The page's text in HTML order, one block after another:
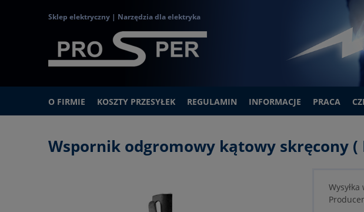
Sklep elektryczny | Narzędzia dla elektryka
O FIRMIE KOSZTY PRZESYŁEK REGULAMIN INFORMACJE PRACA
Wspornik odgromowy kątowy skręcony (
Wysyłka